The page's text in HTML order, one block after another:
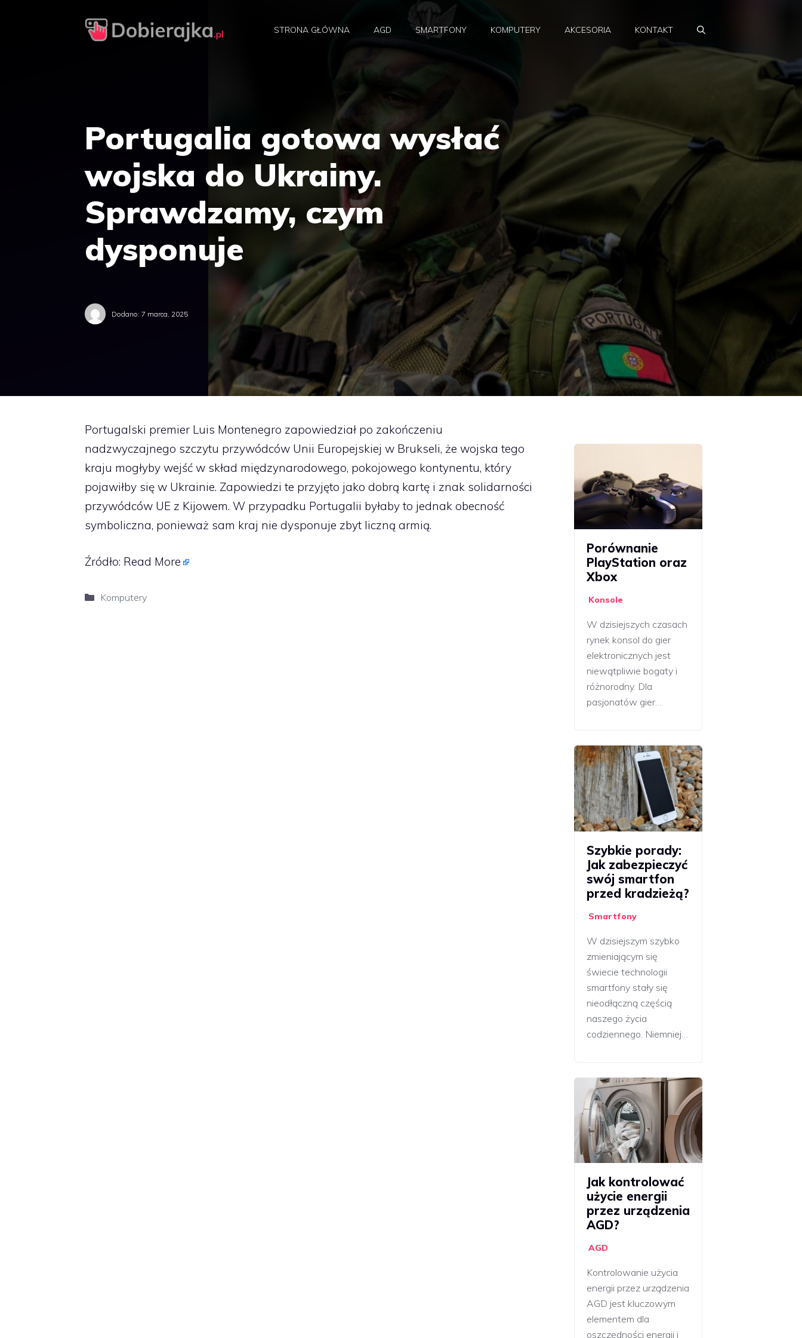
STRONA GŁÓWNA AGD SMARTFONY KOMPUTERY AKCESORIA KONTAKT
Portugalia gotowa wysłać
wojska do Ukrainy.
Sprawdzamy, czym
dysponuje
Dodano: 7 marca, 2025
Portugalski premier Luis Montenegro zapowiedział po zakończeniu
nadzwyczajnego szczytu przywódców Unii Europejskiej w Brukseli, że wojska tego
kraju mogłyby wejść w skład międzynarodowego, pokojowego kontynentu, który
pojawiłby się w Ukrainie. Zapowiedzi te przyjęto jako dobrą kartę i znak solidarności
przywódców UE z Kijowem. W przypadku Portugalii byłaby to jednak obecność
symboliczna, ponieważ sam kraj nie dysponuje zbyt liczną armią.
Źródło: Read More
Kategorie
Komputery
Porównanie
PlayStation oraz
Xbox
Konsole
W dzisiejszych czasach
rynek konsol do gier
elektronicznych jest
niewątpliwie bogaty i
różnorodny. Dla
pasjonatów gier…
Szybkie porady:
Jak zabezpieczyć
swój smartfon
przed kradzieżą?
Smartfony
W dzisiejszym szybko
zmieniającym się
świecie technologii
smartfony stały się
nieodłączną częścią
naszego życia
codziennego. Niemniej…
Jak kontrolować
użycie energii
przez urządzenia
AGD?
AGD
Kontrolowanie użycia
energii przez urządzenia
AGD jest kluczowym
elementem dla
oszczędności energii i